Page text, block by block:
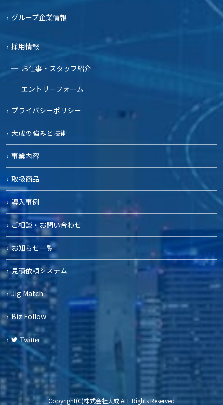
グループ企業情報
採用情報
お仕事・スタッフ紹介
エントリーフォーム
プライバシーポリシー
大成の強みと技術
事業内容
取扱商品
導入事例
ご相談・お問い合わせ
お知らせ一覧
見積依頼システム
Jig Match
Biz Follow
Twitter
Copyright(C)株式会社大成 ALL Rights Reserved